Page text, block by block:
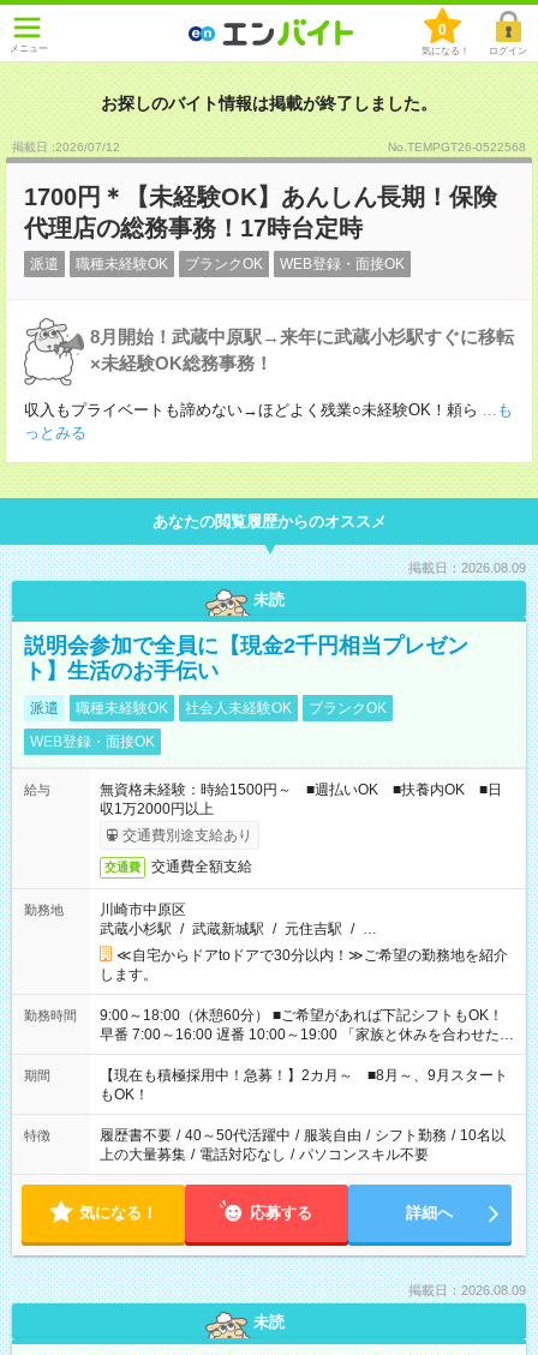
メニュー
0
気になる！ ログイン
お探しのバイト情報は掲載が終了しました。
掲載日 :2026/07/12 No.TEMPGT26-0522568
1700円＊【未経験OK】あんしん長期！保険
代理店の総務事務！17時台定時
派遣 職種未経験OK ブランクOK WEB登録・面接OK
8月開始！武蔵中原駅→来年に武蔵小杉駅すぐに移転
×未経験OK総務事務！
収入もプライベートも諦めない→ほどよく残業○未経験OK！頼ら ...も
っとみる
あなたの閲覧履歴からのオススメ
掲載日：2026.08.09
未読
説明会参加で全員に【現金2千円相当プレゼン
ト】生活のお手伝い
派遣 職種未経験OK 社会人未経験OK
ブランクOK
WEB登録・面接OK
給与
無資格未経験：時給1500円～ ■週払いOK ■扶養内OK ■日
収1万2000円以上
交通費別途支給あり
交通費 交通費全額支給
勤務地
川崎市中原区
武蔵小杉駅 / 武蔵新城駅 / 元住吉駅 / …
≪自宅からドアtoドアで30分以内！≫ご希望の勤務地を紹介
します。
勤務時間
9:00～18:00（休憩60分） ■ご希望があれば下記シフトもOK！
早番 7:00～16:00 遅番 10:00～19:00 「家族と休みを合わせた
い」 「余裕を持って夕飯の準備がしたい」 「できれば残業はし
たくない」 など、ご希望を教えてくださいね。 ※Wワーク希望
の方へ 今ご覧のお仕事で希望する勤務時間と、もう1つのお仕事
の勤務時間。 合計で週40時間を超える場合は応募できません。
期間
【現在も積極採用中！急募！】2カ月～ ■8月～、9月スタート
もOK！
特徴 履歴書不要 / 40～50代活躍中 / 服装自由 / シフト勤務 / 10名以
上の大量募集 / 電話対応なし / パソコンスキル不要
気になる！ 応募する 詳細へ
掲載日：2026.08.09
未読